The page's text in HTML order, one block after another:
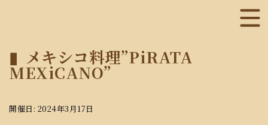
メキシコ料理”PiRATA
MEXiCANO”
開催日: 2024年3月17日